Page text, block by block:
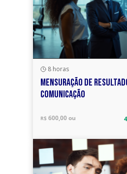
8 horas
MENSURAÇÃO DE
COMUNICAÇÃO
R$ 600,00 ou